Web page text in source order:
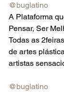
@buglatino
A Plataforma
Pensar, Ser
Todas as
de artes
artistas
@buglatino